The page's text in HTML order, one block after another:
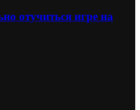
отучиться игре на